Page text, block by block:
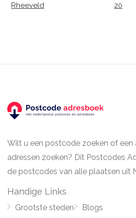
Rheeveld 20
Wilt u een postcode zoeken of een
adressen zoeken? Dit Postcodes
de postcodes van alle plaatsen uit
Handige Links
Grootste steden
Blogs